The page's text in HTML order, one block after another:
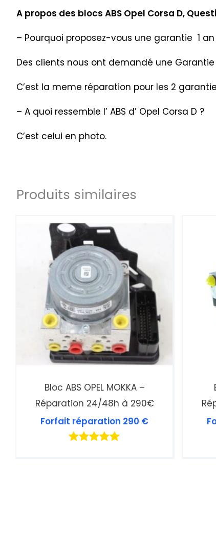
A propos des blocs ABS Opel Corsa D,
– Pourquoi proposez-vous une garantie 1
Des clients nous ont demandé une
C’est la meme réparation pour les 2
– A quoi ressemble l’ ABS d’ Opel Corsa D ?
C’est celui en photo.
Produits similaires
Bloc ABS OPEL MOKKA –
Réparation 24/48h à 290€
Forfait réparation 290 €